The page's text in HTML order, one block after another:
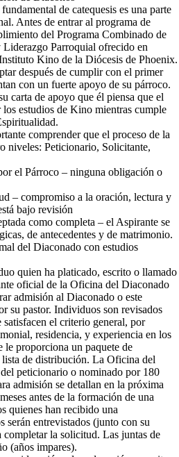
de catequesis es una parte
Antes de entrar al programa de
del Programa Combinado de
Parroquial ofrecido en
Kino de la Diócesis de Phoenix.
después de cumplir con el primer
con un fuerte apoyo de su párroco.
carta de apoyo que él piensa que el
estudios de Kino mientras cumple
comprender que el proceso de la
niveles: Peticionario, Solicitante,
el Párroco – ninguna obligación o
– compromiso a la oración, lectura y
bajo revisión
como completa – el Aspirante se
de antecedentes y de matrimonio.
del Diaconado con estudios
quien ha platicado, escrito o llamado
oficial de la Oficina del Diaconado
admisión al Diaconado o este
su pastor. Individuos son revisados
satisfacen el criterio general, por
residencia, y experiencia en los
le proporciona un paquete de
de distribución. La Oficina del
peticionario o nominado por 180
admisión se detallan en la próxima
antes de la formación de una
quienes han recibido una
serán entrevistados (junto con su
la solicitud. Las juntas de
(años impares).